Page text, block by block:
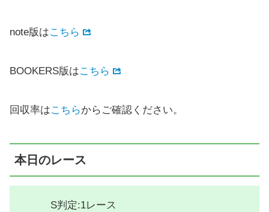
note版はこちら
BOOKERS版はこちら
回収率はこちらからご確認ください。
本日のレース
S判定:1レース